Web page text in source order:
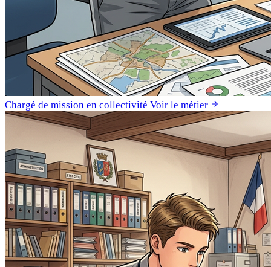
Chargé de mission en collectivité Voir le métier